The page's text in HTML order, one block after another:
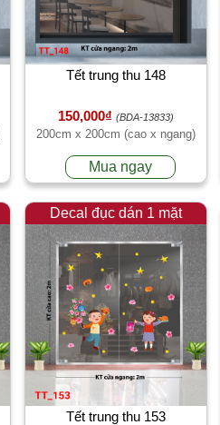
Tết trung thu 148
150,000₫ (BDA-13833)
200cm x 200cm (cao x ngang)
Mua ngay
Decal đục dán 1 mặt
Tết trung thu 153